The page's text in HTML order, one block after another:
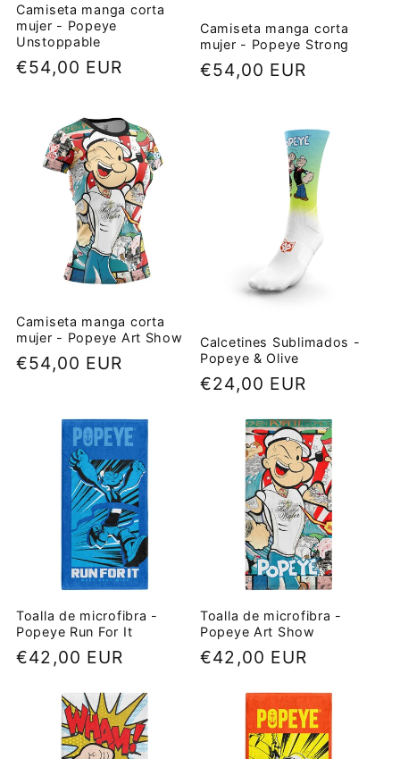
Camiseta manga corta
mujer - Popeye
Unstoppable
Precio
€54,00 EUR
Camiseta manga corta
mujer - Popeye Strong
Precio
€54,00 EUR
Camiseta manga corta
mujer - Popeye Art Show
Precio
€54,00 EUR
Calcetines Sublimados -
Popeye & Olive
Precio
€24,00 EUR
Toalla de microfibra -
Popeye Run For It
Precio
€42,00 EUR
Toalla de microfibra -
Popeye Art Show
Precio
€42,00 EUR